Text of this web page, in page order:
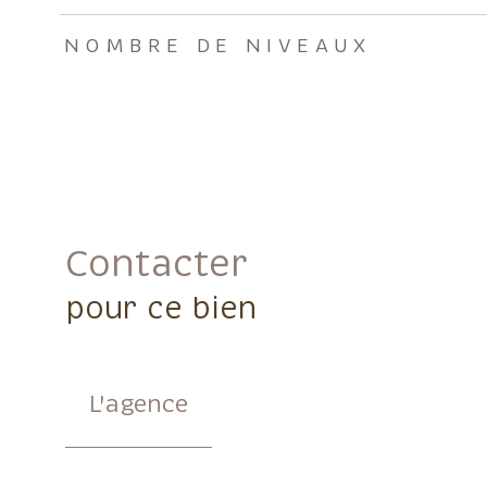
NOMBRE DE NIVEAUX
Contacter
pour ce bien
L'agence